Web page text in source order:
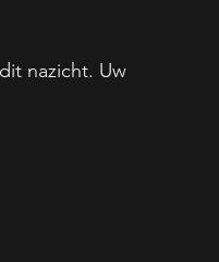
nazicht. Uw